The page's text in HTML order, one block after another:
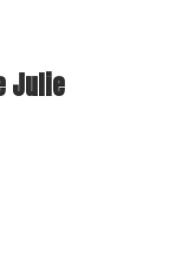
Julie